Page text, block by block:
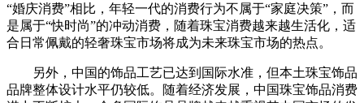
“婚庆消费”相比，年轻一代的消费行为不属于“家庭决策”，而
是属于“快时尚”的冲动消费，随着珠宝消费越来越生活化，适
合日常佩戴的轻奢珠宝市场将成为未来珠宝市场的热点。
另外，中国的饰品工艺已达到国际水准，但本土珠宝饰品
品牌整体设计水平仍较低。随着经济发展，中国珠宝饰品消费